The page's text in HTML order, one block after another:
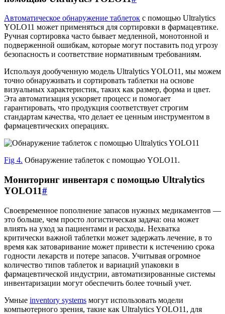
Автоматическое обнаружение таблеток с помощью Ultralytics
YOLO11 может применяться для сортировки в фармацевтике.
Ручная сортировка часто бывает медленной, монотонной и
подверженной ошибкам, которые могут поставить под угрозу
безопасность и соответствие нормативным требованиям.
Используя дообученную модель Ultralytics YOLO11, мы можем
точно обнаруживать и сортировать таблетки на основе
визуальных характеристик, таких как размер, форма и цвет.
Эта автоматизация ускоряет процесс и помогает
гарантировать, что продукция соответствует строгим
стандартам качества, что делает ее ценным инструментом в
фармацевтических операциях.
Fig 4. Обнаружение таблеток с помощью YOLO11.
Мониторинг инвентаря с помощью Ultralytics
YOLO11#
Своевременное пополнение запасов нужных медикаментов —
это больше, чем просто логистическая задача: она может
влиять на уход за пациентами и расходы. Нехватка
критически важной таблетки может задержать лечение, в то
время как затоваривание может привести к истечению срока
годности лекарств и потере запасов. Учитывая огромное
количество типов таблеток и вариаций упаковки в
фармацевтической индустрии, автоматизированные системы
инвентаризации могут обеспечить более точный учет.
Умные inventory systems могут использовать модели
компьютерного зрения, такие как Ultralytics YOLO11, для